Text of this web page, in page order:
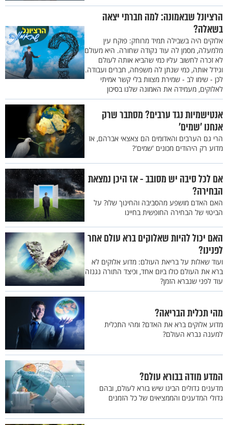
הרציונל שבאמונה: למה חברתי יצאה
בשאלה?
אלוקים היה בשבילה תמיד מרוחק: פוקח עין
מלמעלה, מסמן לה עוד נקודה שחורה. היא מעולם
לא זכרה לחשוב עליו כמי שהביא אותה לעולם
וגידל אותה, כמי שנתן לה משפחה, חברים ועבודה.
לכן - שימו לב - שמירת מצוות בלי קשר אמיתי
לאלוקים, מעמידה את האמונה שלנו בסיכון
אנטישמיות נגד ערבים? מסתבר שרק
אנחנו 'שמים'
הרי גם הערבים והאדומים הם צאצאי אברהם, אז
מדוע רק היהודים מכונים 'שמים'?
אם לכל סיבה יש מסובב - אז היכן נמצאת
הבחירה?
האם האדם מושפע מהסביבה והחינוך שלו? על
הביטוי של הבחירה החופשית בחיינו
האם יכול להיות שאלוקים ברא עולם אחר
לפנינו?
ועוד שאלות על בריאת העולם: מדוע אלוקים לא
ברא את העולם כולו ביום אחד, וכיצד התורה נגנזה
עוד לפני שנברא הזמן?
מהי תכלית הבריאה?
מדוע אלוקים ברא את האדם? ומהי התכלית
למענה נברא העולם?
המדע מודה בבורא עולם?
מדענים גדולים הבינו שיש בורא לעולם, ובהם
גדולי המדענים והממציאים של כל הזמנים